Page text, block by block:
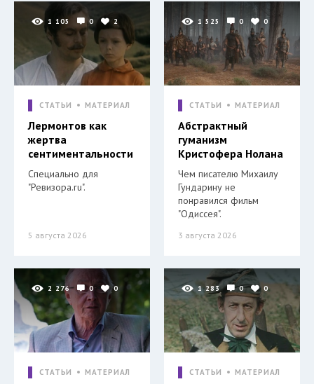
1 105 0 2
СТАТЬИ МАТЕРИАЛ
Лермонтов как
жертва
сентиментальности
Специально для
"Ревизора.ru".
5 августа 2026
1 525 0 0
СТАТЬИ МАТЕРИАЛ
Абстрактный
гуманизм
Кристофера Нолана
Чем писателю Михаилу
Гундарину не
понравился фильм
"Одиссея".
3 августа 2026
2 276 0 0
СТАТЬИ МАТЕРИАЛ
1 283 0 0
СТАТЬИ МАТЕРИАЛ